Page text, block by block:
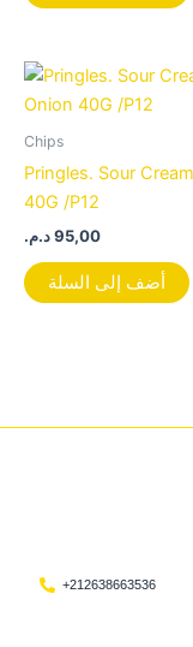
Chips
Pringles. Sour
40G /P12
95,00د.م.
أضف إلى السلة
+212638663536